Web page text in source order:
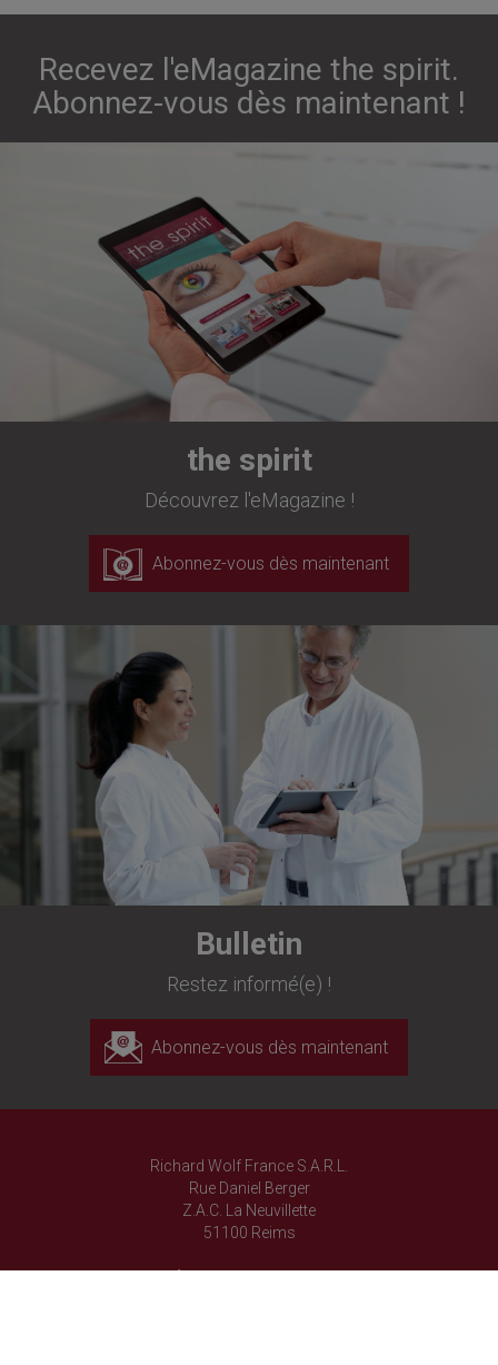
Recevez l'eMagazine the spirit.
Abonnez-vous dès maintenant !
the spirit
Découvrez l'eMagazine !
Abonnez-vous dès maintenant
Bulletin
Restez informé(e) !
Abonnez-vous dès maintenant
Richard Wolf France S.A.R.L.
Rue Daniel Berger
Z.A.C. La Neuvillette
51100 Reims